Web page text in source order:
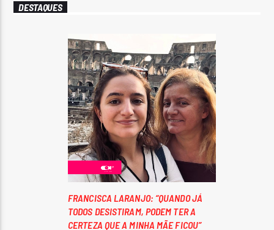
DESTAQUES
FRANCISCA LARANJO: “QUANDO JÁ
TODOS DESISTIRAM, PODEM TER A
CERTEZA QUE A MINHA MÃE FICOU”